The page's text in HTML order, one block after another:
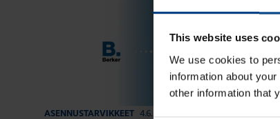
This website uses
We use cookies to
information about
other information that
ASENNUSTARVIKKEET
4.6.2026